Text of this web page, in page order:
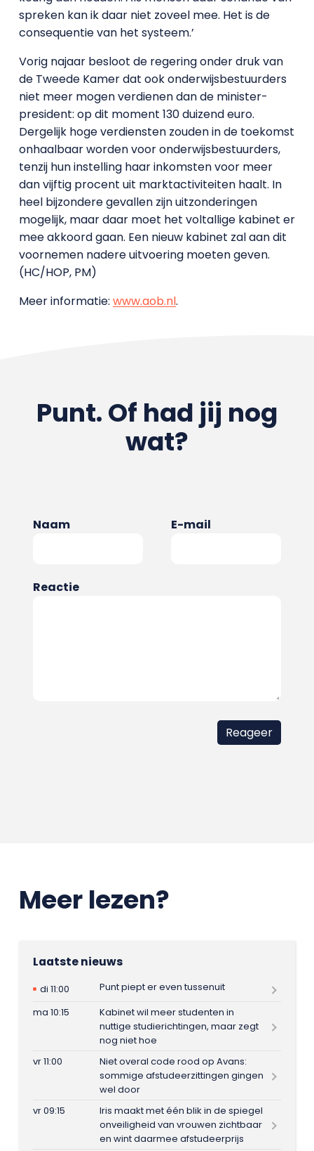
spreken kan ik daar niet zoveel mee. Het is de
consequentie van het systeem.’
Vorig najaar besloot de regering onder druk van
de Tweede Kamer dat ook onderwijsbestuurders
niet meer mogen verdienen dan de minister-
president: op dit moment 130 duizend euro.
Dergelijk hoge verdiensten zouden in de toekomst
onhaalbaar worden voor onderwijsbestuurders,
tenzij hun instelling haar inkomsten voor meer
dan vijftig procent uit marktactiviteiten haalt. In
heel bijzondere gevallen zijn uitzonderingen
mogelijk, maar daar moet het voltallige kabinet er
mee akkoord gaan. Een nieuw kabinet zal aan dit
voornemen nadere uitvoering moeten geven.
(HC/HOP, PM)
Meer informatie: www.aob.nl.
Punt. Of had jij nog
wat?
Naam E-mail
Reactie
Meer lezen?
Laatste nieuws
di 11:00
Punt piept er even tussenuit
ma 10:15
Kabinet wil meer studenten in
nuttige studierichtingen, maar zegt
nog niet hoe
vr 11:00
Niet overal code rood op Avans:
sommige afstudeerzittingen gingen
wel door
vr 09:15
Iris maakt met één blik in de spiegel
onveiligheid van vrouwen zichtbaar
en wint daarmee afstudeerprijs